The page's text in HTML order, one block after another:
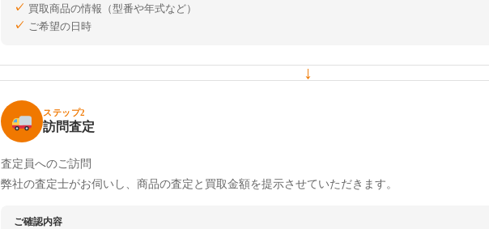
買取商品の情報（型番や年式など）
ご希望の日時
↓
ステップ2
訪問査定
査定員へのご訪問
弊社の査定士がお伺いし、商品の査定と買取金額を提示させていただきます。
ご確認内容